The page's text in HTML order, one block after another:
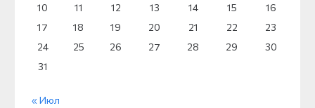
10
11 12 13 14 15
16
17
18 19 20 21 22
23
24
25 26 27 28 29
30
31
« Июл